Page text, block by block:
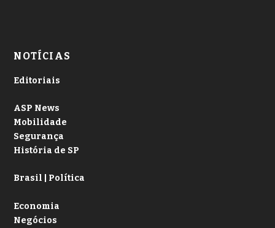
NOTÍCIAS
Editoriais
ASP News
Mobilidade
Segurança
História de SP
Brasil | Política
Economia
Negócios